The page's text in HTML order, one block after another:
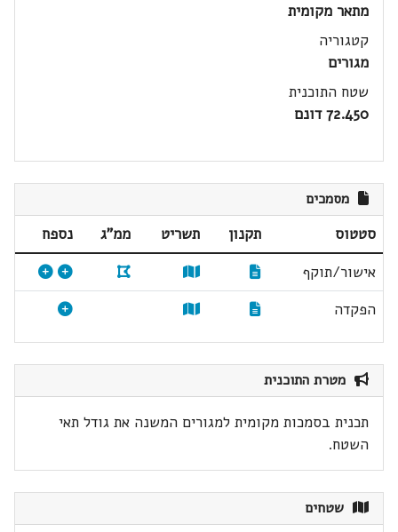
מתאר מקומית
קטגוריה
מגורים
שטח התוכנית
72.450 דונם
מסמכים
סטטוס תקנון תשריט ממ"ג
נספח
אישור/תוקף
הפקדה
מטרת התוכנית
תכנית בסמכות מקומית למגורים המשנה את גודל תאי
השטח.
שטחים